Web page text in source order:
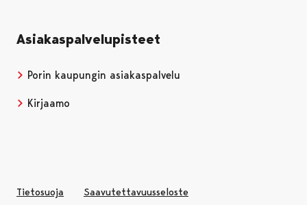
Asiakaspalvelupisteet
Porin kaupungin asiakaspalvelu
Kirjaamo
Tietosuoja Saavutettavuusseloste